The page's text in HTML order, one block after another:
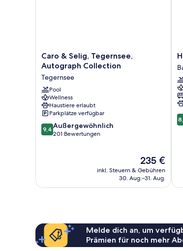
Caro
&
Tegernsee,
Autograph
Collection
Tegernsee
Caro & Selig, Tegernsee,
Autograph Collection
Tegernsee
Pool
Wellness
Haustiere erlaubt
Parkplätze verfügbar
9.4
von
9,4 Außergewöhnlich
201 Bewertungen
Der
Preis
beträgt
235 €
inkl. Steuern & Gebühren
30. Aug.–31. Aug.
Melde dich an, um
Prämien für noch mehr